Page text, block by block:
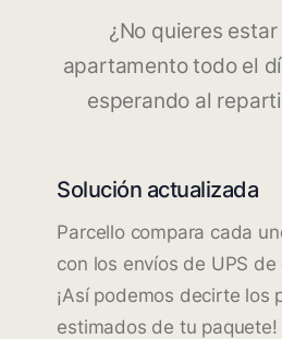
¿No quieres
apartamento todo el
esperando al
Solución actualizada
Parcello compara cada
con los envíos de UPS
¡Así podemos decirte los
estimados de tu paquete!